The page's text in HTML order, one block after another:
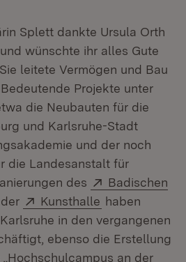
Splett dankte Ursula Orth
wünschte ihr alles Gute
leitete Vermögen und Bau
Projekte unter
die Neubauten für die
und Karlsruhe-Stadt
und der noch
die Landesanstalt für
des
Extern:
Badischen
in neuem Fenster)
Extern:
Kunsthalle (Öffnet in
haben
in den vergangenen
ebenso die Erstellung
an der